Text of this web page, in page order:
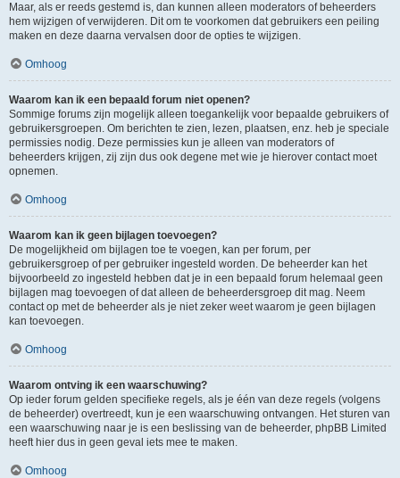
Maar, als er reeds gestemd is, dan kunnen alleen moderators of beheerders
hem wijzigen of verwijderen. Dit om te voorkomen dat gebruikers een peiling
maken en deze daarna vervalsen door de opties te wijzigen.
Omhoog
Waarom kan ik een bepaald forum niet openen?
Sommige forums zijn mogelijk alleen toegankelijk voor bepaalde gebruikers of
gebruikersgroepen. Om berichten te zien, lezen, plaatsen, enz. heb je speciale
permissies nodig. Deze permissies kun je alleen van moderators of
beheerders krijgen, zij zijn dus ook degene met wie je hierover contact moet
opnemen.
Omhoog
Waarom kan ik geen bijlagen toevoegen?
De mogelijkheid om bijlagen toe te voegen, kan per forum, per
gebruikersgroep of per gebruiker ingesteld worden. De beheerder kan het
bijvoorbeeld zo ingesteld hebben dat je in een bepaald forum helemaal geen
bijlagen mag toevoegen of dat alleen de beheerdersgroep dit mag. Neem
contact op met de beheerder als je niet zeker weet waarom je geen bijlagen
kan toevoegen.
Omhoog
Waarom ontving ik een waarschuwing?
Op ieder forum gelden specifieke regels, als je één van deze regels (volgens
de beheerder) overtreedt, kun je een waarschuwing ontvangen. Het sturen van
een waarschuwing naar je is een beslissing van de beheerder, phpBB Limited
heeft hier dus in geen geval iets mee te maken.
Omhoog